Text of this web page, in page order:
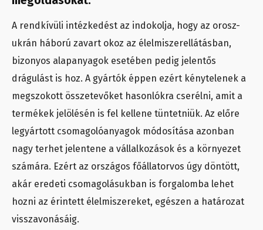
A rendkívüli intézkedést az indokolja, hogy az orosz-
ukrán háború zavart okoz az élelmiszerellátásban,
bizonyos alapanyagok esetében pedig jelentős
drágulást is hoz. A gyártók éppen ezért kénytelenek a
megszokott összetevőket hasonlókra cserélni, amit a
termékek jelölésén is fel kellene tüntetniük. Az előre
legyártott csomagolóanyagok módosítása azonban
nagy terhet jelentene a vállalkozások és a környezet
számára. Ezért az országos főállatorvos úgy döntött,
akár eredeti csomagolásukban is forgalomba lehet
hozni az érintett élelmiszereket, egészen a határozat
visszavonásáig.